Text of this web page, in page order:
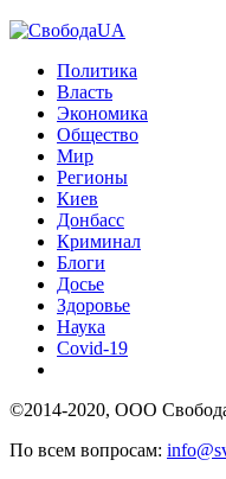
Политика
Власть
Экономика
Общество
Мир
Регионы
Киев
Донбасс
Криминал
Блоги
Досье
Здоровье
Наука
Covid-19
©2014-2020, ООО
По всем вопросам: